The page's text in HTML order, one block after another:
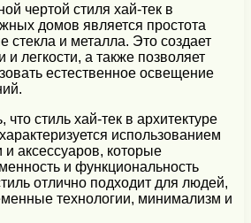
чертой стиля хай-тек в
домов является простота
и металла. Это создает
легкости, а также позволяет
естественное освещение
что стиль хай-тек в архитектуре
использованием
аксессуаров, которые
и функциональность
отлично подходит для людей,
технологии, минимализм и